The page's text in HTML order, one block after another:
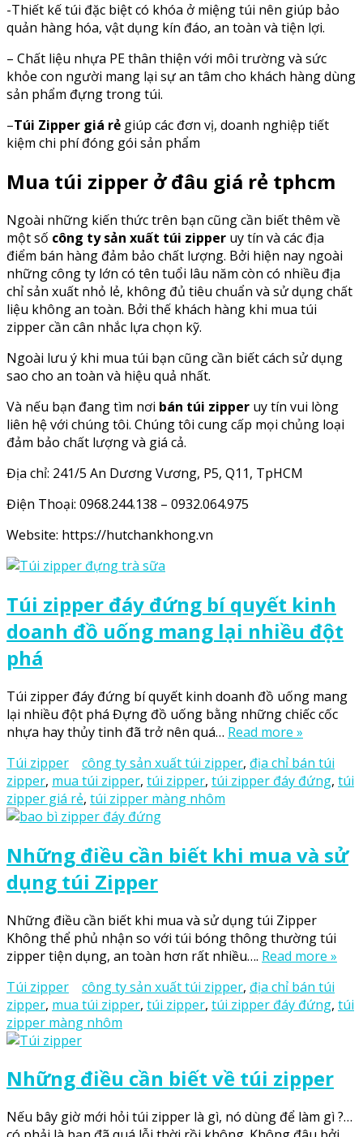
-Thiết kế túi đặc biệt có khóa ở miệng túi nên giúp bảo
quản hàng hóa, vật dụng kín đáo, an toàn và tiện lợi.
– Chất liệu nhựa PE thân thiện với môi trường và sức
khỏe con người mang lại sự an tâm cho khách hàng dùng
sản phẩm đựng trong túi.
–Túi Zipper giá rẻ giúp các đơn vị, doanh nghiệp tiết
kiệm chi phí đóng gói sản phẩm
Mua túi zipper ở đâu giá rẻ tphcm
Ngoài những kiến thức trên bạn cũng cần biết thêm về
một số công ty sản xuất túi zipper uy tín và các địa
điểm bán hàng đảm bảo chất lượng. Bởi hiện nay ngoài
những công ty lớn có tên tuổi lâu năm còn có nhiều địa
chỉ sản xuất nhỏ lẻ, không đủ tiêu chuẩn và sử dụng chất
liệu không an toàn. Bởi thế khách hàng khi mua túi
zipper cần cân nhắc lựa chọn kỹ.
Ngoài lưu ý khi mua túi bạn cũng cần biết cách sử dụng
sao cho an toàn và hiệu quả nhất.
Và nếu bạn đang tìm nơi bán túi zipper uy tín vui lòng
liên hệ với chúng tôi. Chúng tôi cung cấp mọi chủng loại
đảm bảo chất lượng và giá cả.
Địa chỉ: 241/5 An Dương Vương, P5, Q11, TpHCM
Điện Thoại: 0968.244.138 – 0932.064.975
Website: https://hutchankhong.vn
Túi zipper đáy đứng bí quyết kinh
doanh đồ uống mang lại nhiều đột
phá
Túi zipper đáy đứng bí quyết kinh doanh đồ uống mang
lại nhiều đột phá Đựng đồ uống bằng những chiếc cốc
nhựa hay thủy tinh đã trở nên quá… Read more »
Túi zipper
công ty sản xuất túi zipper, địa chỉ bán túi
zipper, mua túi zipper, túi zipper, túi zipper đáy đứng, túi
zipper giá rẻ, túi zipper màng nhôm
Những điều cần biết khi mua và sử
dụng túi Zipper
Những điều cần biết khi mua và sử dụng túi Zipper
Không thể phủ nhận so với túi bóng thông thường túi
zipper tiện dụng, an toàn hơn rất nhiều…. Read more »
Túi zipper
công ty sản xuất túi zipper, địa chỉ bán túi
zipper, mua túi zipper, túi zipper, túi zipper đáy đứng, túi
zipper màng nhôm
Những điều cần biết về túi zipper
Nếu bây giờ mới hỏi túi zipper là gì, nó dùng để làm gì ?…